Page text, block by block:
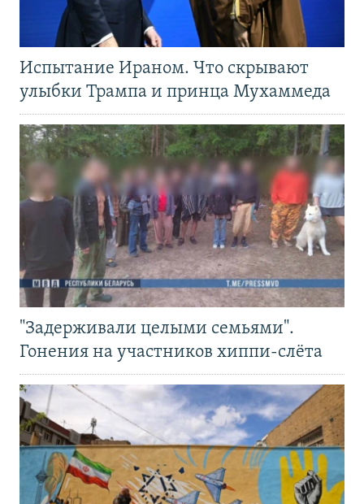
Испытание Ираном. Что скрывают
улыбки Трампа и принца Мухаммеда
"Задерживали целыми семьями".
Гонения на участников хиппи-слёта